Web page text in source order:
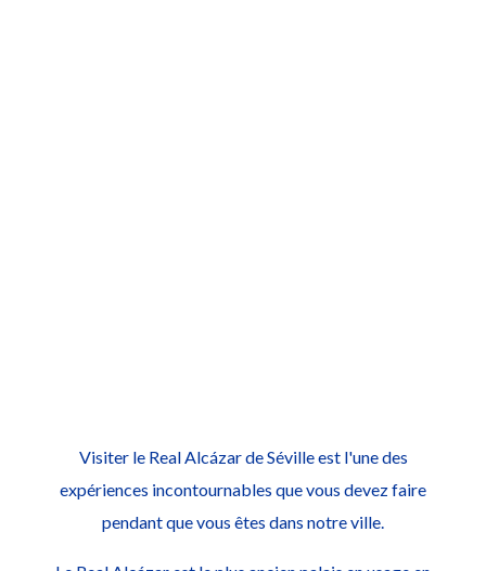
Visiter le Real Alcázar de Séville est l'une des
expériences incontournables que vous devez faire
pendant que vous êtes dans notre ville.